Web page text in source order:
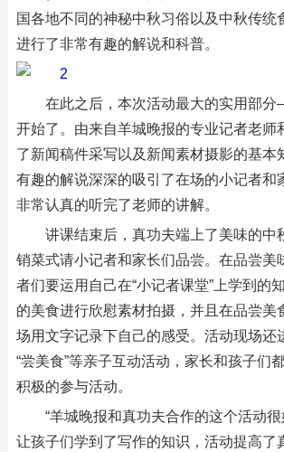
国各地不同的神秘中秋习俗以及中秋传统
进行了非常有趣的解说和科普。
在此之后，本次活动最大的实用部
开始了。由来自羊城晚报的专业记者老师
了新闻稿件采写以及新闻素材摄影的基本
有趣的解说深深的吸引了在场的小记者和
非常认真的听完了老师的讲解。
讲课结束后，真功夫端上了美味的中
销菜式请小记者和家长们品尝。在品尝美
者们要运用自己在“小记者课堂”上学到的
的美食进行欣慰素材拍摄，并且在品尝美
场用文字记录下自己的感受。活动现场还
“尝美食”等亲子互动活动，家长和孩子们
积极的参与活动。
“羊城晚报和真功夫合作的这个活动
让孩子们学到了写作的知识，活动提高了